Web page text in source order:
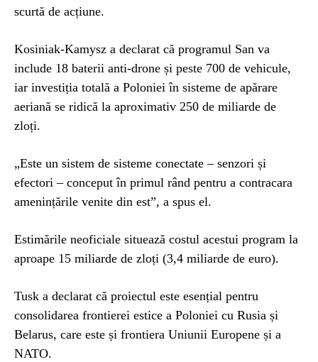
scurtă de acțiune.
Kosiniak-Kamysz a declarat că programul San va
include 18 baterii anti-drone și peste 700 de vehicule,
iar investiția totală a Poloniei în sisteme de apărare
aeriană se ridică la aproximativ 250 de miliarde de
zloți.
„Este un sistem de sisteme conectate – senzori și
efectori – conceput în primul rând pentru a contracara
amenințările venite din est”, a spus el.
Estimările neoficiale situează costul acestui program la
aproape 15 miliarde de zloți (3,4 miliarde de euro).
Tusk a declarat că proiectul este esențial pentru
consolidarea frontierei estice a Poloniei cu Rusia și
Belarus, care este și frontiera Uniunii Europene și a
NATO.